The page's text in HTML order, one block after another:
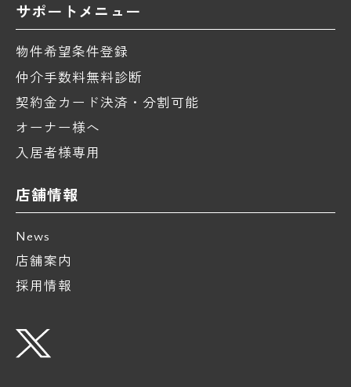
サポートメニュー
物件希望条件登録
仲介手数料無料診断
契約金カード決済・分割可能
オーナー様へ
入居者様専用
店舗情報
News
店舗案内
採用情報